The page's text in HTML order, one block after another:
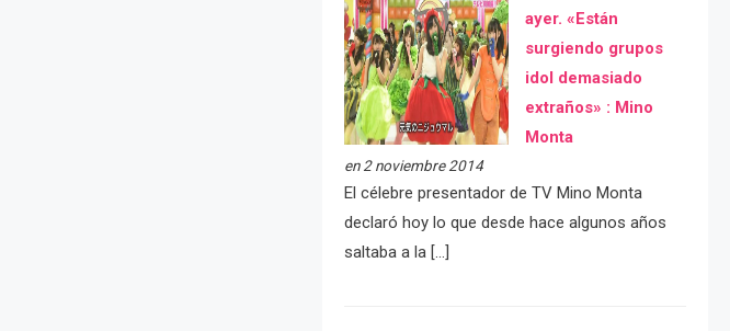
ayer. «Están
surgiendo grupos
idol demasiado
extraños» : Mino
Monta
en 2 noviembre 2014
El célebre presentador de TV Mino Monta
declaró hoy lo que desde hace algunos años
saltaba a la […]